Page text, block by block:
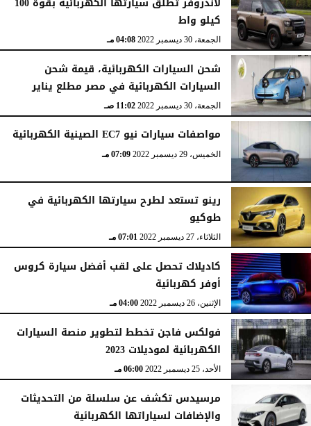
كيلو واط
الجمعة، 30 ديسمبر 2022 04:08 مـ
شحن السيارات الكهربائية، قيمة شحن
السيارات الكهربائية في مصر مطلع يناير
الجمعة، 30 ديسمبر 2022 11:02 صـ
مواصفات سيارات نيو EC7 الصينية الكهربائية
الخميس، 29 ديسمبر 2022 07:09 مـ
رينو تستعد لطرح سيارتها الكهربائية في
طوكيو
الثلاثاء، 27 ديسمبر 2022 07:01 مـ
كاديلاك تحصل على لقب أفضل سيارة كروس
أوفر كهربائية
الإثنين، 26 ديسمبر 2022 04:00 مـ
فولكس فاجن تخطط لتطوير منصة السيارات
الكهربائية لموديلات 2023
الأحد، 25 ديسمبر 2022 06:00 مـ
مرسيدس تكشف عن سلسلة من التحديثات
والإضافات لسياراتها الكهربائية